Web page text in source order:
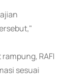
RAFI
sesuai